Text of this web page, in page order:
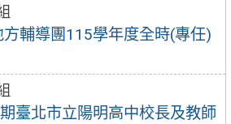
輔導團115學年度全時(專任)
臺北市立陽明高中校長及教師